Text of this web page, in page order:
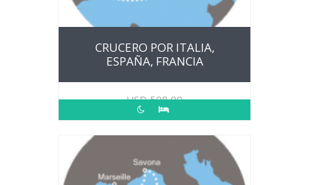
CRUCERO POR ITALIA,
ESPAÑA, FRANCIA
USD508.00